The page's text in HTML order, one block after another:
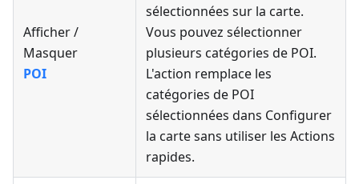
Afficher /
Masquer
POI
sélectionnées sur la carte.
Vous pouvez sélectionner
plusieurs catégories de POI.
L'action remplace les
catégories de POI
sélectionnées dans Configurer
la carte sans utiliser les Actions
rapides.